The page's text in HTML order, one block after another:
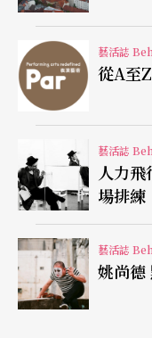
是，你相信它，
大，我第一次感受
於是，當他電機
「『劇場』就突然
一九九四年，楊金
金會合辦的劇場
台就緊張得全身冒
惡夢」。後來，他
藝活誌
從A至Z
藝活誌
人力
場排練
藝活誌